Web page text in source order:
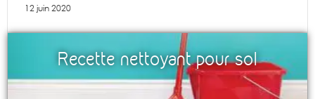
12 juin 2020
Recette nettoyant pour sol